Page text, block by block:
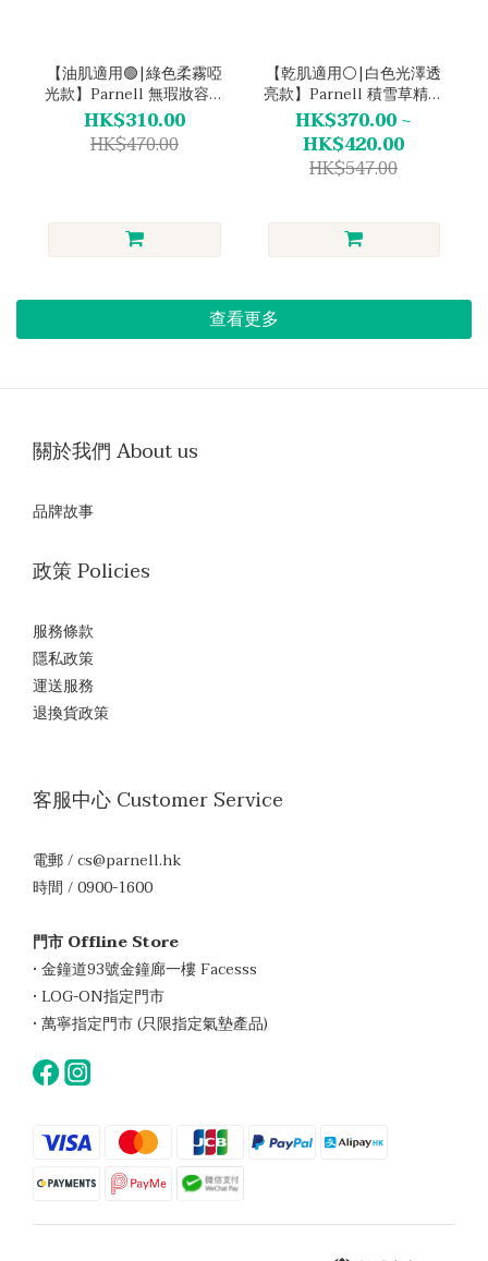
【油肌適用🟢|綠色柔霧啞
光款】Parnell 無瑕妝容組
合
HK$310.00
HK$470.00
【乾肌適用⚪|白色光澤透
亮款】Parnell 積雪草精粹
氣墊組合
HK$370.00 ~
HK$420.00
HK$547.00
查看更多
關於我們 About us
品牌故事
政策 Policies
服務條款
隱私政策
運送服務
退換貨政策
客服中心 Customer Service
電郵 / cs@parnell.hk
時間 / 0900-1600
門市 Offline Store
• 金鐘道93號金鐘廊一樓 Facesss
• LOG-ON指定門市
• 萬寧指定門市 (只限指定氣墊產品)